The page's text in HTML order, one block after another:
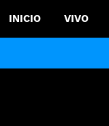
INICIO VIVO